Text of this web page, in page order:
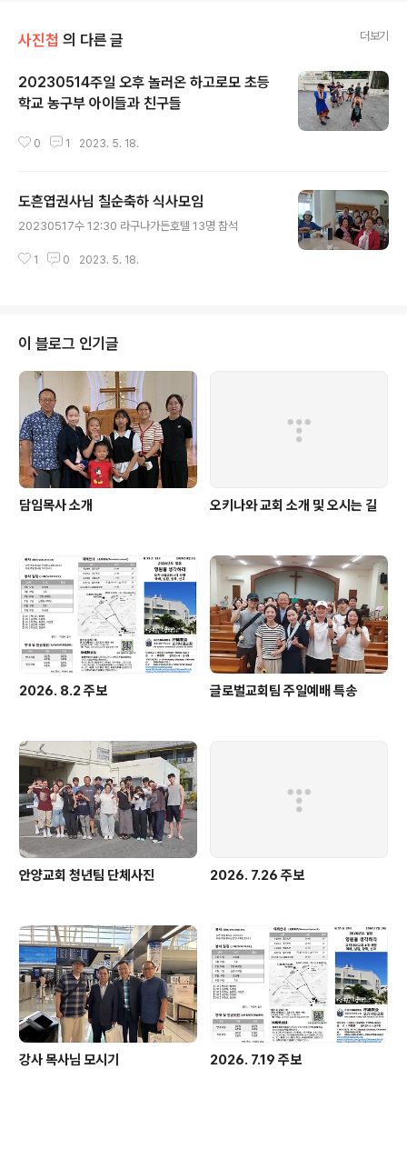
사진첩 의 다른 글 더보기
20230514주일 오후 놀러온 하고로모 초등
학교 농구부 아이들과 친구들
0 1 2023. 5. 18.
도흔엽권사님 칠순축하 식사모임
20230517수 12:30 라구나가든호텔 13명 참석
1 0 2023. 5. 18.
이 블로그 인기글
담임목사 소개 오키나와 교회 소개 및 오시는 길
2026. 8.2 주보 글로벌교회팀 주일예배 특송
안양교회 청년팀 단체사진 2026. 7.26 주보
강사 목사님 모시기 2026. 7.19 주보